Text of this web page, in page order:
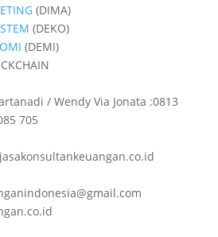
(DIMA)
(DEKO)
(DEMI)
/ Wendy Via Jonata :0813
705